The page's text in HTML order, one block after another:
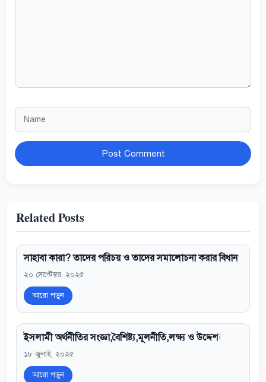
Name
Website
Related Posts
সাহাবা কারা? তাদের পরিচয় ও তাদের সমালোচনা করার বিধান
২০ সেপ্টেম্বর, ২০২৫
আরো পড়ুন
ইসলামী অর্থনীতির সংজ্ঞা,বৈশিষ্ট্য,মূলনীতি,লক্ষ্য ও উদ্দেশ্য
১৮ জুলাই, ২০২৫
আরো পড়ুন